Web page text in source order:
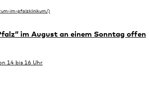
im August an einem Sonntag offen
14 bis 16 Uhr